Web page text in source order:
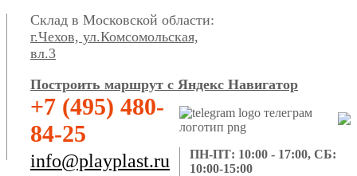
Склад в Московской области:
г.Чехов, ул.Комсомольская,
вл.3
Построить маршрут с Яндекс Навигатор
+7 (495) 480-
84-25
info@playplast.ru
ПН-ПТ: 10:00 - 17:00, СБ:
10:00-15:00